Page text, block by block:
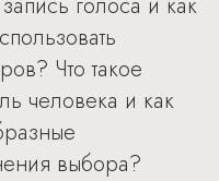
Что такое
человека и как
выбора?